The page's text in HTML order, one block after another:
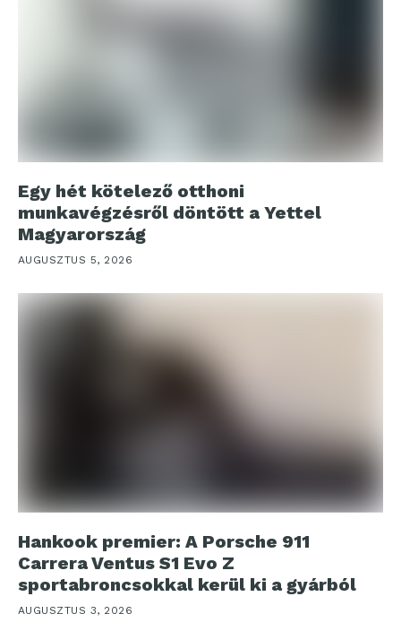
Egy hét kötelező otthoni
munkavégzésről döntött a Yettel
Magyarország
AUGUSZTUS 5, 2026
Hankook premier: A Porsche 911
Carrera Ventus S1 Evo Z
sportabroncsokkal kerül ki a gyárból
AUGUSZTUS 3, 2026